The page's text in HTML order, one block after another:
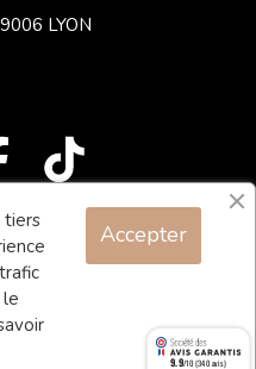
LYON
de vente
tiers
Accepter
9.9/10 (340 avis)